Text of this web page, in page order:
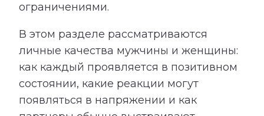
ограничениями.
В этом разделе рассматриваются
личные качества мужчины и женщины:
как каждый проявляется в позитивном
состоянии, какие реакции могут
появляться в напряжении и как